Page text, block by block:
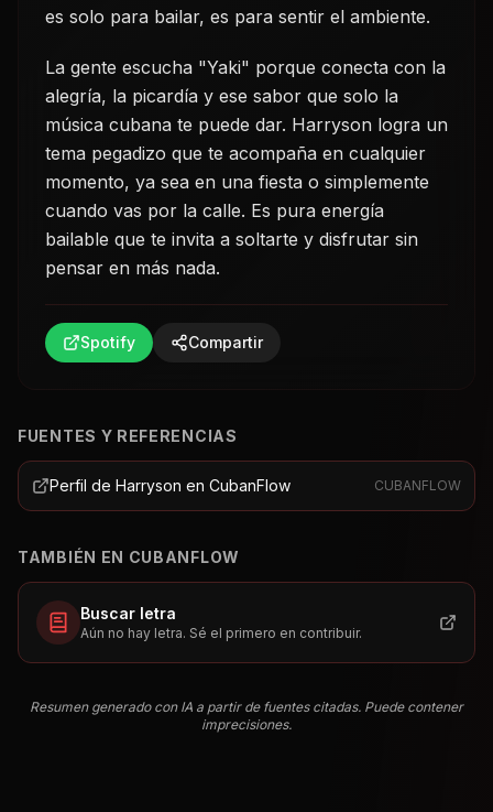
es solo para bailar, es para sentir el ambiente.
La gente escucha "Yaki" porque conecta con la
alegría, la picardía y ese sabor que solo la
música cubana te puede dar. Harryson logra un
tema pegadizo que te acompaña en cualquier
momento, ya sea en una fiesta o simplemente
cuando vas por la calle. Es pura energía
bailable que te invita a soltarte y disfrutar sin
pensar en más nada.
Spotify Compartir
FUENTES Y REFERENCIAS
Perfil de Harryson en CubanFlow CUBANFLOW
TAMBIÉN EN CUBANFLOW
Buscar letra
Aún no hay letra. Sé el primero en contribuir.
Resumen generado con IA a partir de fuentes citadas. Puede contener
imprecisiones.